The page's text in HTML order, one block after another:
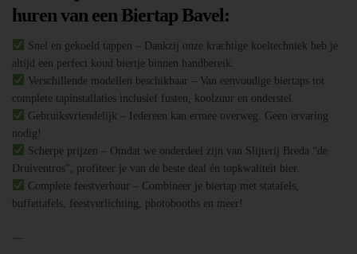
huren van een Biertap Bavel:
Snel en gekoeld tappen – Dankzij onze krachtige koeltechniek heb je
altijd een perfect koud biertje binnen handbereik.
Verschillende modellen beschikbaar – Van eenvoudige biertaps tot
complete tapinstallaties inclusief fusten, koolzuur en onderstel.
Gebruiksvriendelijk – Iedereen kan ermee overweg. Geen ervaring
nodig!
Scherpe prijzen – Omdat we onderdeel zijn van Slijterij Breda “de
Druiventros”, profiteer je van de beste deal én topkwaliteit bier.
Complete feestverhuur – Combineer je biertap met statafels,
buffettafels, feestverlichting, photobooths en meer!
—